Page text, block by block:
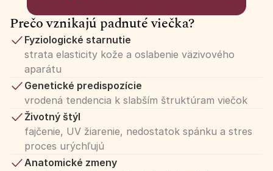
Prečo vznikajú padnuté viečka?
Fyziologické starnutie
strata elasticity kože a oslabenie väzivového
aparátu
Genetické predispozície
vrodená tendencia k slabším štruktúram viečok
Životný štýl
fajčenie, UV žiarenie, nedostatok spánku a stres
proces urýchľujú
Anatomické zmeny